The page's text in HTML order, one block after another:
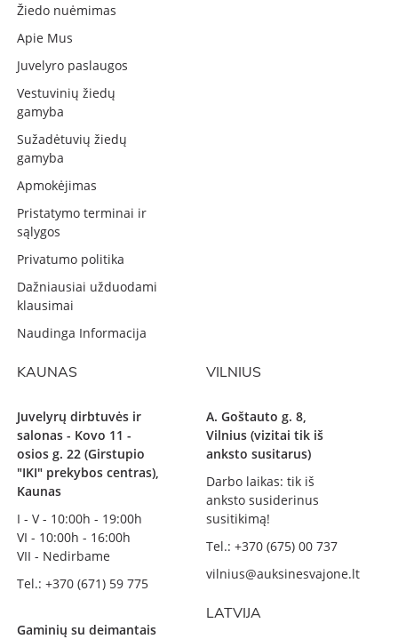
Žiedo nuėmimas
Apie Mus
Juvelyro paslaugos
Vestuvinių žiedų
gamyba
Sužadėtuvių žiedų
gamyba
Apmokėjimas
Pristatymo terminai ir
sąlygos
Privatumo politika
Dažniausiai užduodami
klausimai
Naudinga Informacija
KAUNAS
Juvelyrų dirbtuvės ir
salonas - Kovo 11 -
osios g. 22 (Girstupio
"IKI" prekybos centras),
Kaunas
I - V - 10:00h - 19:00h
VI - 10:00h - 16:00h
VII - Nedirbame
Tel.: +370 (671) 59 775
Gaminių su deimantais
VILNIUS
A. Goštauto g. 8,
Vilnius (vizitai tik iš
anksto susitarus)
Darbo laikas: tik iš
anksto susiderinus
susitikimą!
Tel.: +370 (675) 00 737
vilnius@auksinesvajone.lt
LATVIJA